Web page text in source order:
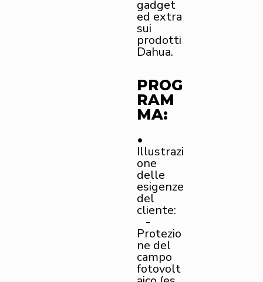
gadget
ed extra
sui
prodotti
Dahua.
PROG
RAM
MA:
•
Illustrazi
one
delle
esigenze
del
cliente:
-
Protezio
ne del
campo
fotovolt